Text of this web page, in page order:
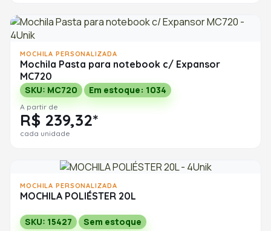
MOCHILA PERSONALIZADA
Mochila Pasta para notebook c/ Expansor
MC720
SKU: MC720 Em estoque: 1034
A partir de
R$ 239,32*
cada unidade
MOCHILA PERSONALIZADA
MOCHILA POLIÉSTER 20L
SKU: 15427 Sem estoque